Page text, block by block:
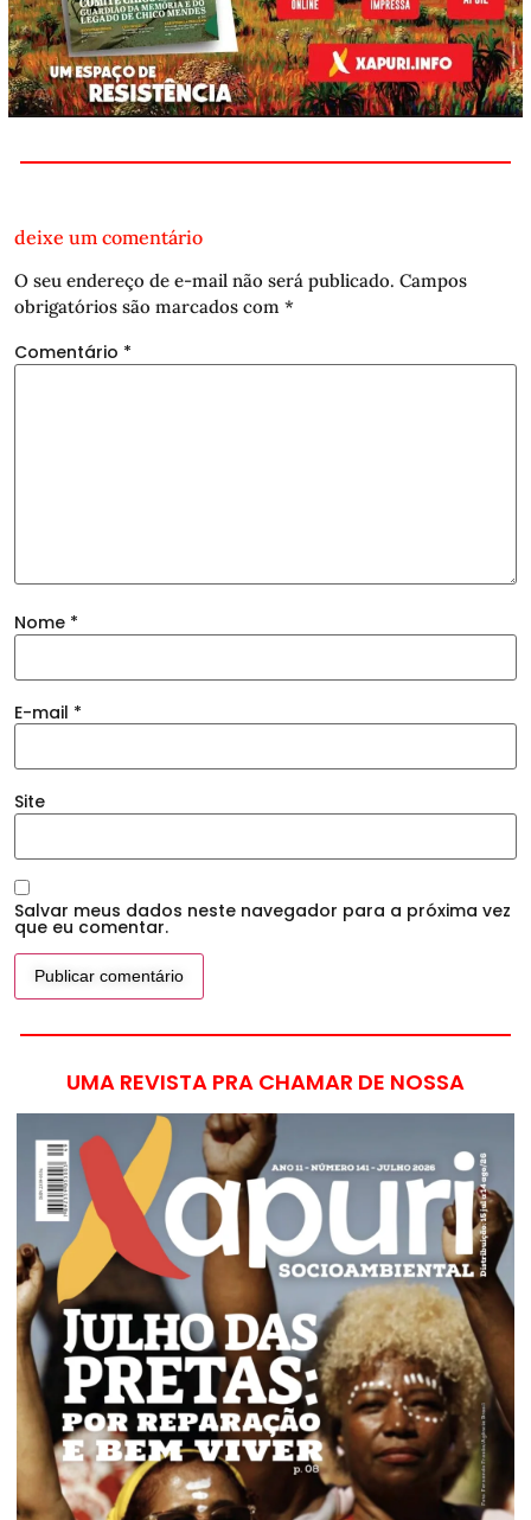
deixe um comentário
O seu endereço de e-mail não será publicado. Campos
obrigatórios são marcados com *
Comentário *
Nome *
E-mail *
Site
Salvar meus dados neste navegador para a próxima vez
que eu comentar.
UMA REVISTA PRA CHAMAR DE NOSSA